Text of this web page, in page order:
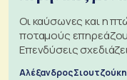
Οι καύσωνες και η
ποταμούς
Επενδύσεις
Αλέξανδρος